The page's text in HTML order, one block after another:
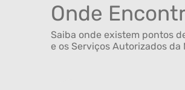
Onde
Saiba onde existem pontos
e os Serviços Autorizados da